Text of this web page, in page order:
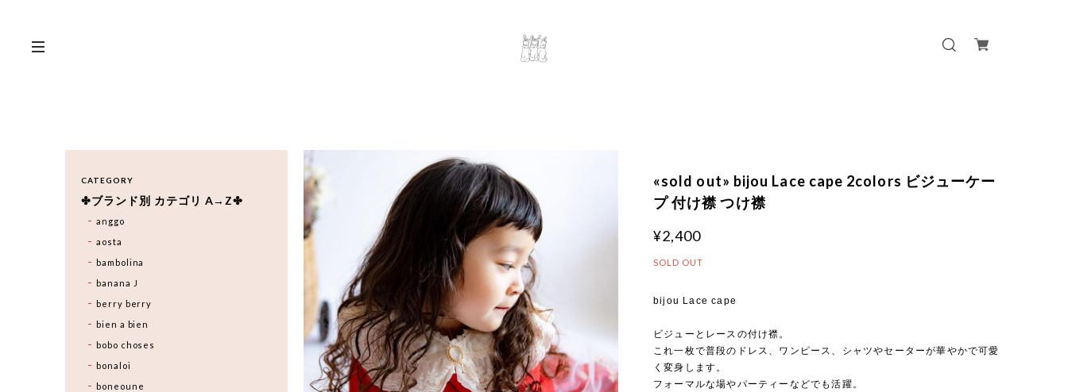
«sold out» bijou Lace cape 2colors ビジューケー
プ 付け襟 つけ襟
¥2,400
SOLD OUT
bijou Lace cape
ビジューとレースの付け襟。
これ一枚で普段のドレス、ワンピース、シャツやセーターが華やかで可愛
く変身します。
フォーマルな場やパーティーなどでも活躍。
CATEGORY
✤ブランド別 カテゴリ A→Z✤
anggo
aosta
bambolina
banana J
berry berry
bien a bien
bobo choses
bonaloi
boneoune